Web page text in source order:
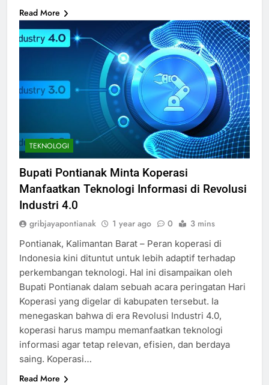
Read More
TEKNOLOGI
Bupati Pontianak Minta Koperasi
Manfaatkan Teknologi Informasi di Revolusi
Industri 4.0
gribjayapontianak 1 year ago 0 3 mins
Pontianak, Kalimantan Barat – Peran koperasi di
Indonesia kini dituntut untuk lebih adaptif terhadap
perkembangan teknologi. Hal ini disampaikan oleh
Bupati Pontianak dalam sebuah acara peringatan Hari
Koperasi yang digelar di kabupaten tersebut. Ia
menegaskan bahwa di era Revolusi Industri 4.0,
koperasi harus mampu memanfaatkan teknologi
informasi agar tetap relevan, efisien, dan berdaya
saing. Koperasi…
Read More